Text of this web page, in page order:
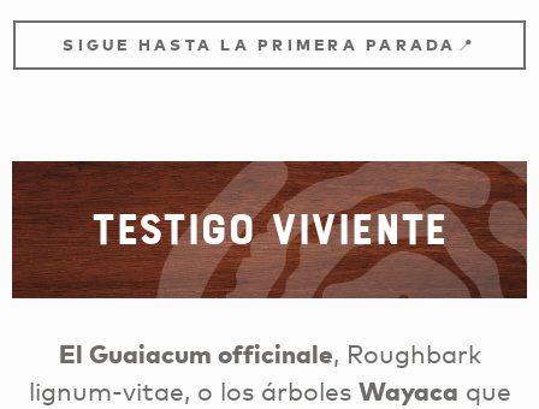
SIGUE HASTA LA PRIMERA PARADA📍
Testigo viviente
El Guaiacum officinale, Roughbark
lignum-vitae, o los árboles Wayaca que